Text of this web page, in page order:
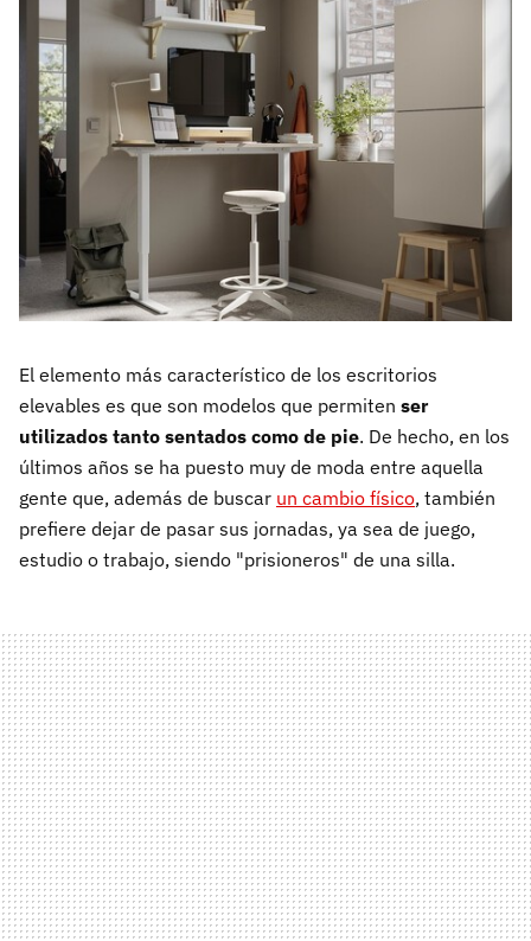
El elemento más característico de los escritorios
elevables es que son modelos que permiten ser
utilizados tanto sentados como de pie. De hecho, en los
últimos años se ha puesto muy de moda entre aquella
gente que, además de buscar un cambio físico, también
prefiere dejar de pasar sus jornadas, ya sea de juego,
estudio o trabajo, siendo "prisioneros" de una silla.